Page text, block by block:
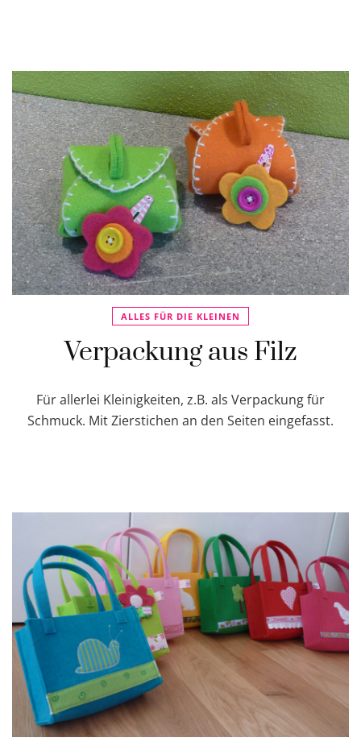
ALLES FÜR DIE KLEINEN
Verpackung aus Filz
Für allerlei Kleinigkeiten, z.B. als Verpackung für
Schmuck. Mit Zierstichen an den Seiten eingefasst.